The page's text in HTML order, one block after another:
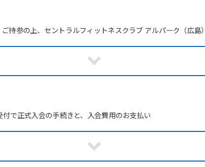
ご持参の上、セントラルフィットネスクラブ アルパーク（広島
で正式入会の手続きと、入会費用のお支払い